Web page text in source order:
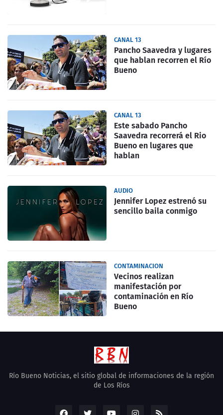
CANAL 13
Pancho Saavedra y lugares
que hablan recorren el Río
Bueno
CANAL 13
Este sabado Pancho
Saavedra recorrerá el Rio
Bueno en lugares que
hablan
AUDIO
Jennifer Lopez estrenó su
sencillo baila conmigo
CONTAMINACION
Vecinos realizan
manifestación por
contaminación en Río
Bueno
Río Bueno Noticias, el sitio global de informaciones de la región
de Los Ríos